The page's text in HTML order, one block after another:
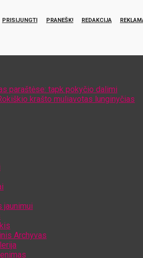
PRISIJUNGTI PRANEŠK! REDAKCIJA
paraštėse: tapk pokyčio dalimi
krašto muliavotas lunginyčias
jaunimui
Archyvas